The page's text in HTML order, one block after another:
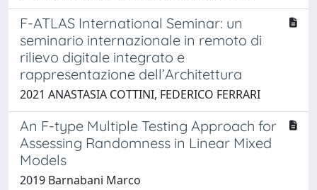
F-ATLAS International Seminar: un
seminario internazionale in remoto di
rilievo digitale integrato e
rappresentazione dell’Architettura
2021 ANASTASIA COTTINI, FEDERICO FERRARI
An F-type Multiple Testing Approach for
Assessing Randomness in Linear Mixed
Models
2019 Barnabani Marco